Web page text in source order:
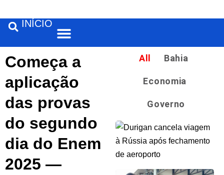
INÍCIO
Começa a
aplicação
das provas
do segundo
dia do Enem
2025 —
All Bahia
Economia
Governo